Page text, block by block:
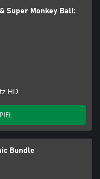
Super Monkey Ball:
HD
Bundle